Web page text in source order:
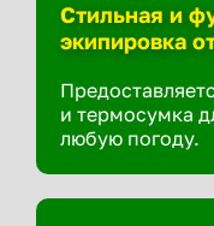
Стильная и
экипировка
и термосумка
любую погоду.